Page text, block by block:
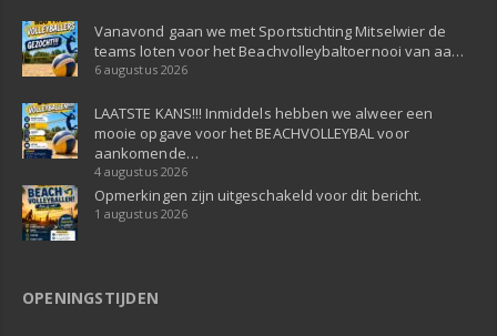
Vanavond gaan we met Sportstichting Mitselwier de
teams loten voor het Beachvolleybaltoernooi van aa…
6 augustus 2026
LAATSTE KANS!!! Inmiddels hebben we alweer een
mooie opgave voor het BEACHVOLLEYBAL voor
aankomende…
4 augustus 2026
Opmerkingen zijn uitgeschakeld voor dit bericht.
1 augustus 2026
OPENINGSTIJDEN